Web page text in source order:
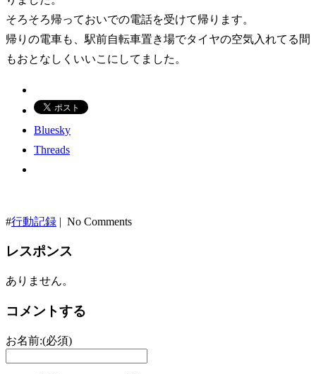
そろそろ帰っておいでの電話を受けて帰ります。
帰りの電車も、駅前自転車置き場でタイヤの空気入れてる間
もおとなしくいいこにしてました。
Bluesky
Threads
#行動記録 | No Comments
レスポンス
ありません。
コメントする
お名前:(必須)